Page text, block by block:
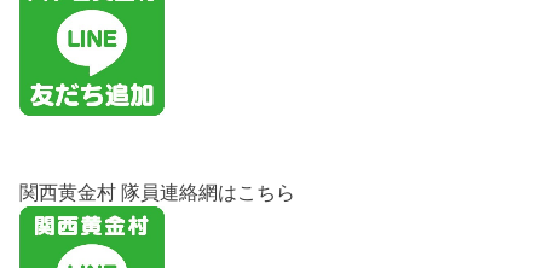
関西黄金村 隊員連絡網はこちら